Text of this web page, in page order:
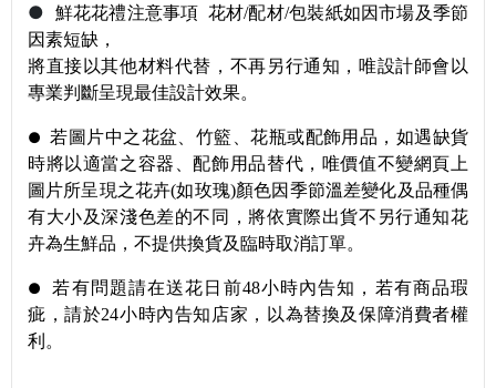
● 鮮花花禮注意事項 花材/配材/包裝紙如因市場及季節
因素短缺，
將直接以其他材料代替，不再另行通知，唯設計師會以
專業判斷呈現最佳設計效果。
●
若圖片中之花盆、竹籃、花瓶或配飾用品，如遇缺貨
時將以適當之容器、配飾用品替代，唯價值不變網頁上
圖片所呈現之花卉(如玫瑰)顏色因季節溫差變化及品種偶
有大小及深淺色差的不同，將依實際出貨不另行通知花
卉為生鮮品，不提供換貨及臨時取消訂單。
● 若有問題請在送花日前48小時內告知， 若有商品瑕
疵，請於24小時內告知店家，以為替換及保障消費者權
利。